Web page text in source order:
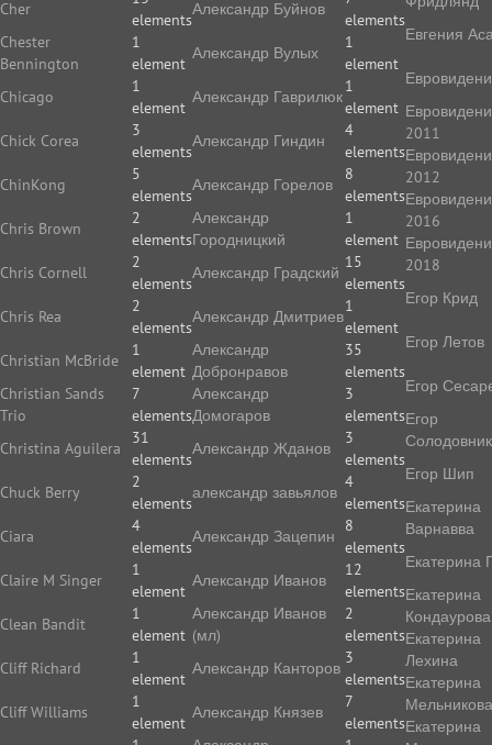
Cher
elements
Chester
Bennington
1
element
Chicago
1
element
Chick Corea
3
elements
ChinKong
5
elements
Chris Brown
2
elements
Chris Cornell
2
elements
Chris Rea
2
elements
Christian McBride
1
element
Christian Sands
Trio
7
elements
Christina Aguilera
31
elements
Chuck Berry
2
elements
Ciara
4
elements
Claire M Singer
1
element
Clean Bandit
1
element
Cliff Richard
1
element
Cliff Williams
1
element
Александр Буйнов
elements
Александр Вулых
1
element
Александр Гаврилюк
1
element
Александр Гиндин
4
elements
Александр Горелов
8
elements
Александр
Городницкий
1
element
Александр Градский
15
elements
Александр Дмитриев
1
element
Александр
Добронравов
35
elements
Александр
Домогаров
3
elements
Александр Жданов
3
elements
александр завьялов
4
elements
Александр Зацепин
8
elements
Александр Иванов
12
elements
Александр Иванов
(мл)
2
elements
Александр Канторов
3
elements
Александр Князев
7
elements
Евгения
2011
2012
2016
2018
Егор Крид
Егор Летов
Егор
Егор
Егор Шип
Екатерина
Варнавва
Екатерина
Екатерина
Кондаурова
Екатерина
Лехина
Екатерина
Мельникова
Екатерина